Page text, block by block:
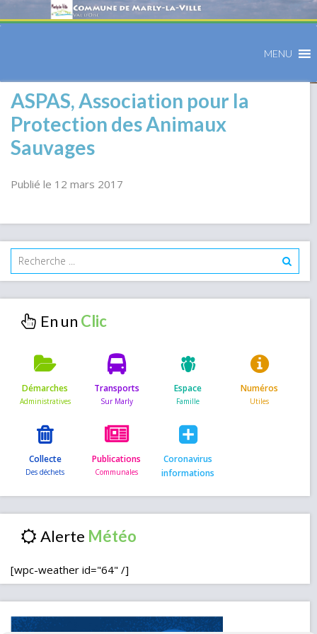
MENU
ASPAS, Association pour la
Protection des Animaux
Sauvages
Publié le 12 mars 2017
En un
Démarches Transports Espace Numéros
Collecte Publications
Coronavirus
informations
Alerte
[wpc-weather id="64" /]